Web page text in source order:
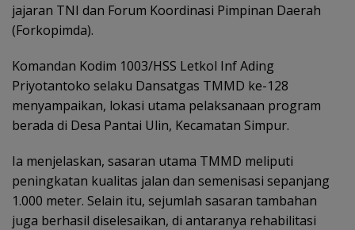
jajaran TNI dan Forum Koordinasi Pimpinan Daerah
(Forkopimda).
Komandan Kodim 1003/HSS Letkol Inf Ading
Priyotantoko selaku Dansatgas TMMD ke-128
menyampaikan, lokasi utama pelaksanaan program
berada di Desa Pantai Ulin, Kecamatan Simpur.
Ia menjelaskan, sasaran utama TMMD meliputi
peningkatan kualitas jalan dan semenisasi sepanjang
1.000 meter. Selain itu, sejumlah sasaran tambahan
juga berhasil diselesaikan, di antaranya rehabilitasi